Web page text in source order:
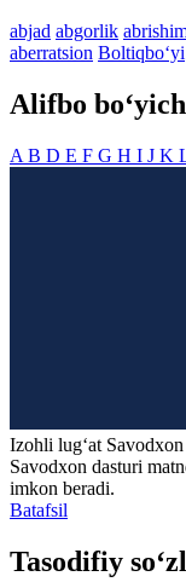
abjad abgorlik
aberratsion Boltiqbo‘yi
Alifbo
A B D E F G H I J K
Izohli lugʻat Savodxon
Savodxon dasturi
imkon beradi.
Batafsil
Tasodifiy